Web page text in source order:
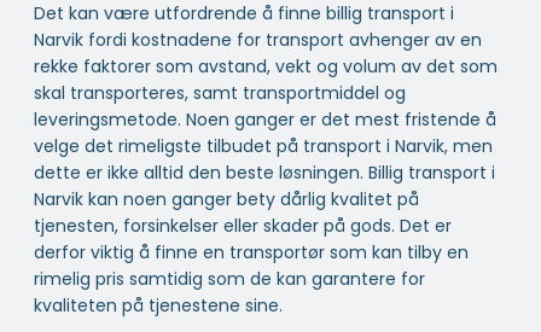
Det kan være utfordrende å finne billig transport i
Narvik fordi kostnadene for transport avhenger av en
rekke faktorer som avstand, vekt og volum av det som
skal transporteres, samt transportmiddel og
leveringsmetode. Noen ganger er det mest fristende å
velge det rimeligste tilbudet på transport i Narvik, men
dette er ikke alltid den beste løsningen. Billig transport i
Narvik kan noen ganger bety dårlig kvalitet på
tjenesten, forsinkelser eller skader på gods. Det er
derfor viktig å finne en transportør som kan tilby en
rimelig pris samtidig som de kan garantere for
kvaliteten på tjenestene sine.